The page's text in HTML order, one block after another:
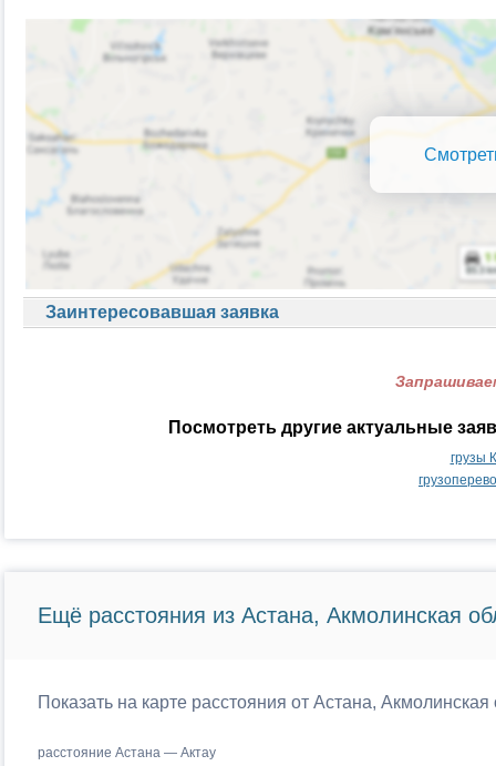
Заинтересовавшая заявка
Посмотреть другие актуальные
грузы
Ещё расстояния из Астана, Акмолинская
Показать на карте расстояния от Астана,
расстояние Астана — Актау